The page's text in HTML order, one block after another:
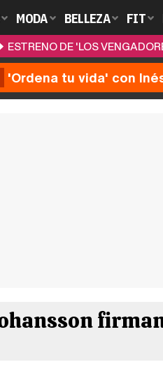
MODA BELLEZA FIT
ESTRENO DE 'LOS
'Ordena tu vida' con